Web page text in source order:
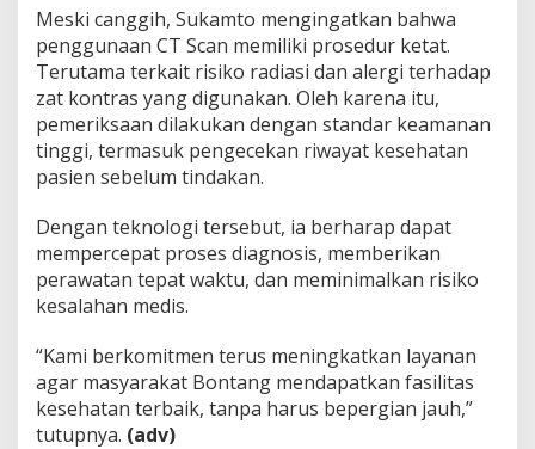
1
2
8
S
l
i
e
P
l
p
Meski canggih, Sukamto mengingatkan bahwa
penggunaan CT Scan memiliki prosedur ketat.
Terutama terkait risiko radiasi dan alergi terhadap
zat kontras yang digunakan. Oleh karena itu,
pemeriksaan dilakukan dengan standar keamanan
tinggi, termasuk pengecekan riwayat kesehatan
pasien sebelum tindakan.
Dengan teknologi tersebut, ia berharap dapat
mempercepat proses diagnosis, memberikan
perawatan tepat waktu, dan meminimalkan risiko
kesalahan medis.
“Kami berkomitmen terus meningkatkan layanan
agar masyarakat Bontang mendapatkan fasilitas
kesehatan terbaik, tanpa harus bepergian jauh,”
tutupnya. (adv)